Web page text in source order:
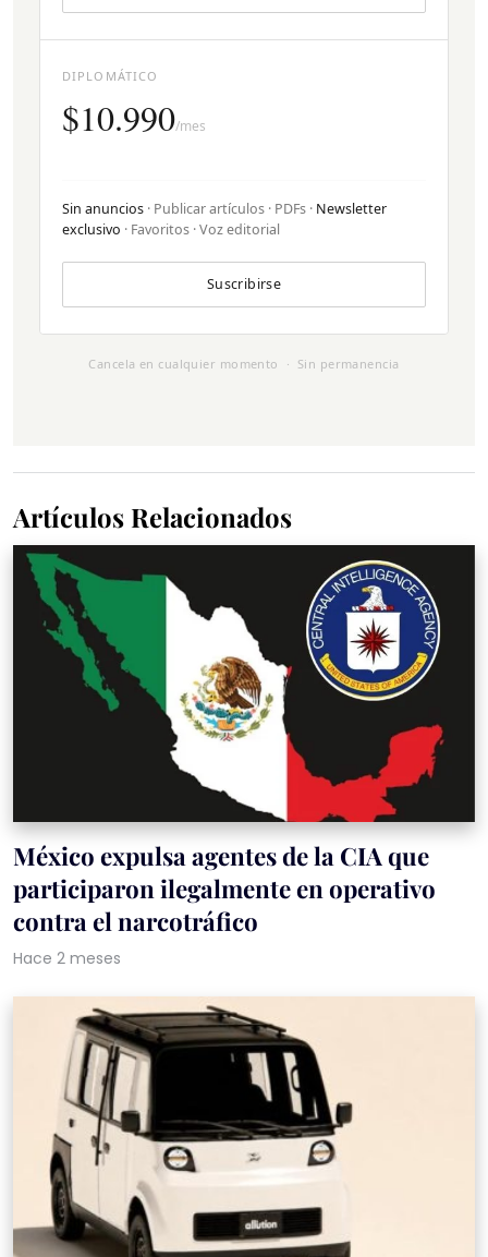
DIPLOMÁTICO
$10.990/mes
Sin anuncios · Publicar artículos · PDFs · Newsletter
exclusivo · Favoritos · Voz editorial
Suscribirse
Cancela en cualquier momento · Sin permanencia
Artículos Relacionados
México expulsa agentes de la CIA que
participaron ilegalmente en operativo
contra el narcotráfico
Hace 2 meses